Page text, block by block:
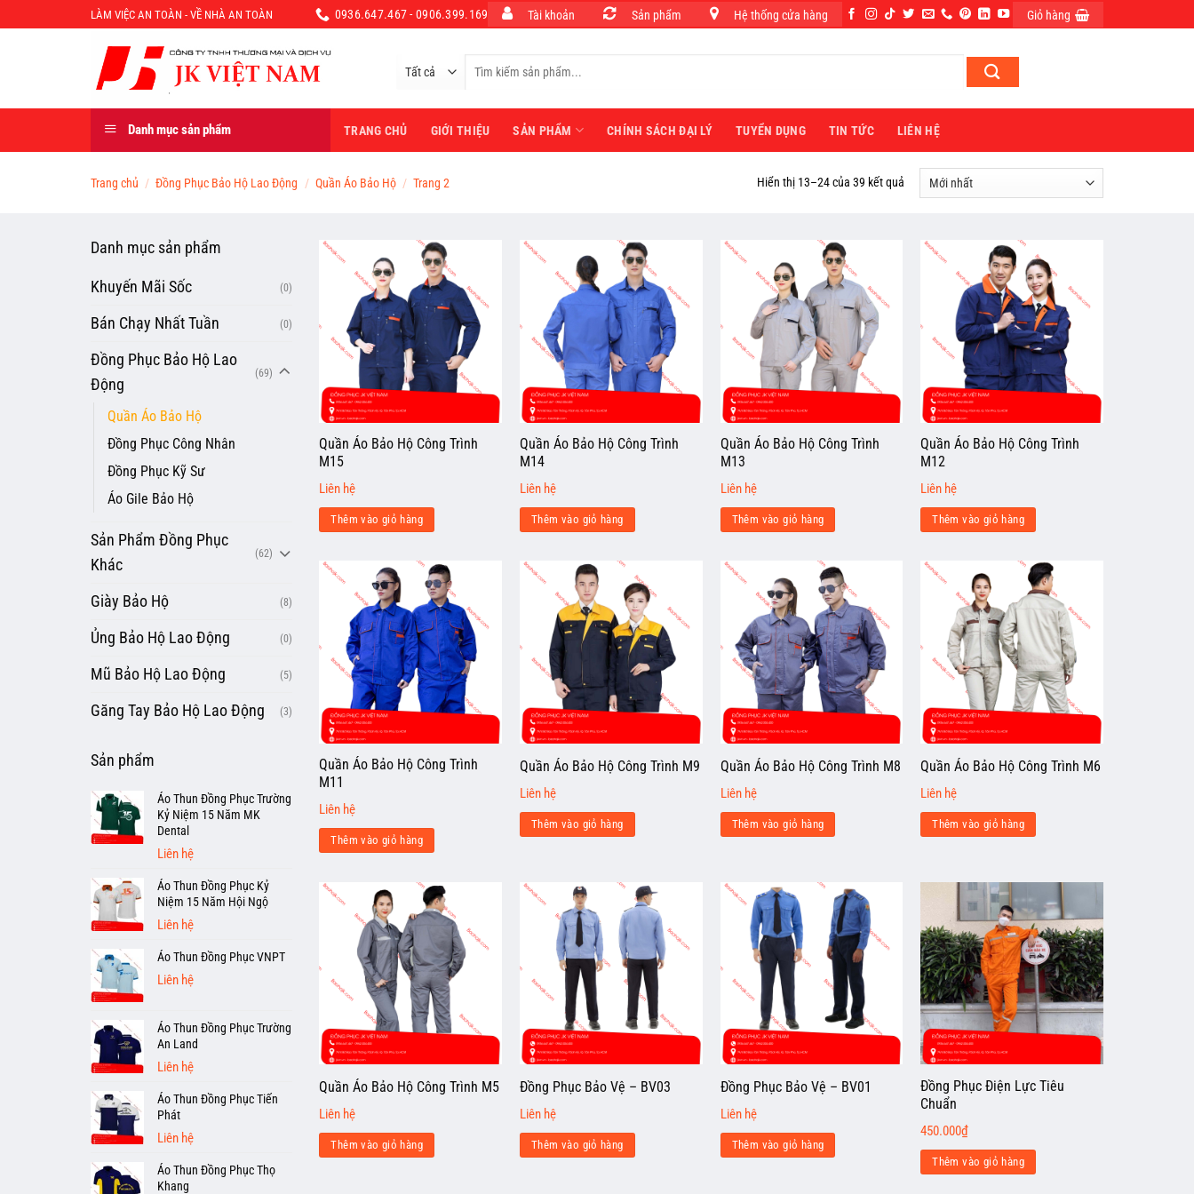
LÀM VIỆC AN TOÀN - VỀ NHÀ AN TOÀN 0936.647.467 - 0906.399.169 Tài khoản Sản phẩm Hệ thống cửa hàng Giỏ hàng
kiếm:
Danh mục sản phẩm TRANG CHỦ GIỚI THIỆU SẢN PHẨM CHÍNH SÁCH ĐẠI LÝ TUYỂN DỤNG TIN TỨC LIÊN HỆ
Trang chủ / Đồng Phục Bảo Hộ Lao Động / Quần Áo Bảo Hộ / Trang 2 Hiển thị 13–24 của 39 kết quả
Danh mục sản phẩm
Khuyến Mãi Sốc (0)
Bán Chạy Nhất Tuần (0)
Đồng Phục Bảo Hộ Lao
Động
(69)
Quần Áo Bảo Hộ
Đồng Phục Công Nhân
Đồng Phục Kỹ Sư
Áo Gile Bảo Hộ
Sản Phẩm Đồng Phục
Khác
(62)
Giày Bảo Hộ (8)
Ủng Bảo Hộ Lao Động (0)
Mũ Bảo Hộ Lao Động (5)
Găng Tay Bảo Hộ Lao Động (3)
Sản phẩm
Áo Thun Đồng Phục Trường
Kỷ Niệm 15 Năm MK
Dental
Liên hệ
Áo Thun Đồng Phục Kỷ
Niệm 15 Năm Hội Ngộ
Liên hệ
Áo Thun Đồng Phục VNPT
Liên hệ
Áo Thun Đồng Phục Trường
An Land
Liên hệ
Áo Thun Đồng Phục Tiến
Phát
Liên hệ
Áo Thun Đồng Phục Thọ
Khang
Quần Áo Bảo Hộ Công Trình
M15
Liên hệ
Thêm vào giỏ hàng
Quần Áo Bảo Hộ Công Trình
M14
Liên hệ
Thêm vào giỏ hàng
Quần Áo Bảo Hộ Công Trình
M13
Liên hệ
Thêm vào giỏ hàng
Quần Áo Bảo Hộ Công Trình
M12
Liên hệ
Thêm vào giỏ hàng
Quần Áo Bảo Hộ Công Trình
M11
Liên hệ
Thêm vào giỏ hàng
Quần Áo Bảo Hộ Công Trình M9
Liên hệ
Thêm vào giỏ hàng
Quần Áo Bảo Hộ Công Trình M8
Liên hệ
Thêm vào giỏ hàng
Quần Áo Bảo Hộ Công Trình M6
Liên hệ
Thêm vào giỏ hàng
Quần Áo Bảo Hộ Công Trình M5
Liên hệ
Thêm vào giỏ hàng
Đồng Phục Bảo Vệ – BV03
Liên hệ
Thêm vào giỏ hàng
Đồng Phục Bảo Vệ – BV01
Liên hệ
Thêm vào giỏ hàng
Đồng Phục Điện Lực Tiêu
Chuẩn
450.000₫
Thêm vào giỏ hàng